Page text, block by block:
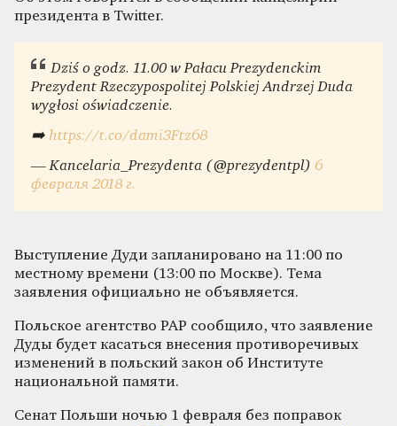
президента в Twitter.
Dziś o godz. 11.00 w Pałacu Prezydenckim
Prezydent Rzeczypospolitej Polskiej Andrzej Duda
wygłosi oświadczenie.
➡️ https://t.co/dami3Ftz68
— Kancelaria_Prezydenta (@prezydentpl)6
февраля 2018 г.
Выступление Дуди запланировано на 11:00 по
местному времени (13:00 по Москве). Тема
заявления официально не объявляется.
Польское агентство PAP сообщило, что заявление
Дуды будет касаться внесения противоречивых
изменений в польский закон об Институте
национальной памяти.
Сенат Польши ночью 1 февраля без поправок